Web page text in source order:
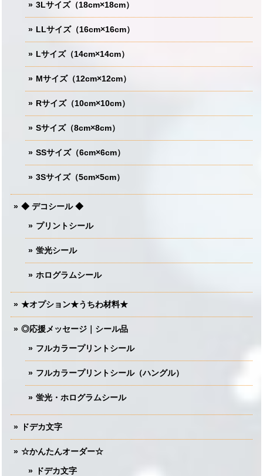
3Lサイズ（18cm×18cm）
LLサイズ（16cm×16cm）
Lサイズ（14cm×14cm）
Mサイズ（12cm×12cm）
Rサイズ（10cm×10cm）
Sサイズ（8cm×8cm）
SSサイズ（6cm×6cm）
3Sサイズ（5cm×5cm）
◆ デコシール ◆
プリントシール
蛍光シール
ホログラムシール
★オプション★うちわ材料★
◎応援メッセージ｜シール品
フルカラープリントシール
フルカラープリントシール（ハングル）
蛍光・ホログラムシール
ドデカ文字
☆かんたんオーダー☆
ドデカ文字